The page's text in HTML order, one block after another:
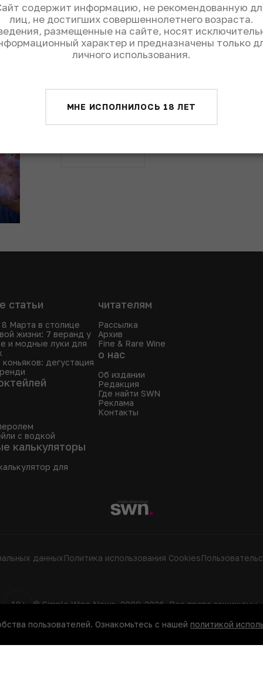
Fine & Rare Wine
статьи
Марта в столице
жизни: 7 веранд у
и модные луки для
дегустация
с водкой
калькуляторы
для
читателям
Рассылка
Архив
Fine & Rare Wine
о нас
Об издании
Редакция
Где найти SWN
Реклама
Контакты
данныхПолитика использования Сookies
18+ © Simple Wine News, 2009-2026. Все права защищены.
содержит информацию, не рекомендованную
лиц, не достигших совершеннолетнего возраста.
размещенные на сайте, носят
характер и предназначены только
личного использования.
МНЕ ИСПОЛНИЛОСЬ 18 ЛЕТ
пользователей. Ознакомьтесь с нашей политикой